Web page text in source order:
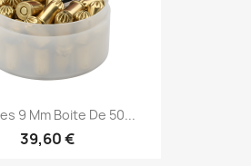
9 Mm Boite De 50...
39,60 €